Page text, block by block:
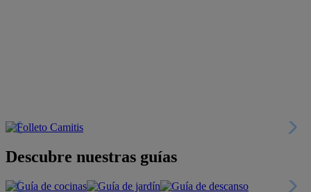
Descubre nuestras guías